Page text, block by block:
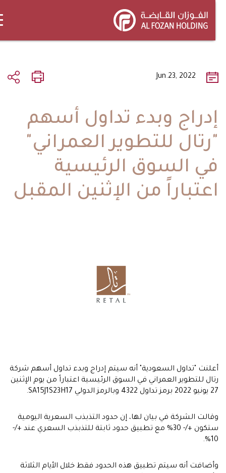
Jun.23, 2022
وبدء تداول أسهم
للتطوير العمراني"
السوق الرئيسية
من الإثنين المقبل
"تداول السعودية" أنه سيتم إدراج وبدء تداول أسهم شركة
للتطوير العمراني في السوق الرئيسية اعتباراً من يوم الإثنين
الشركة في بيان لها، إن حدود التذبذب السعرية اليومية
ستكون +/- 30% مع تطبيق حدود ثابتة للتذبذب السعري عند +/-
أنه سيتم تطبيق هذه الحدود فقط خلال الأيام الثلاثة